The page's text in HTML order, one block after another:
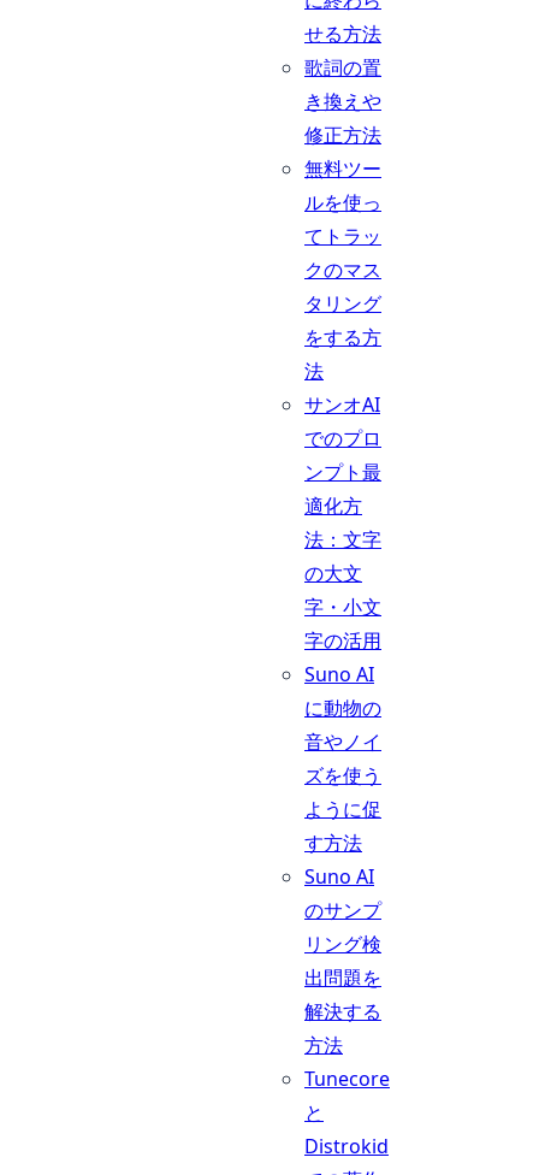
せる方法
歌詞の置
き換えや
修正方法
無料ツー
ルを使っ
てトラッ
クのマス
タリング
をする方
法
サンオAI
でのプロ
ンプト最
適化方
法：文字
の大文
字・小文
字の活用
Suno AI
に動物の
音やノイ
ズを使う
ように促
す方法
Suno AI
のサンプ
リング検
出問題を
解決する
方法
Tunecore
と
Distrokid